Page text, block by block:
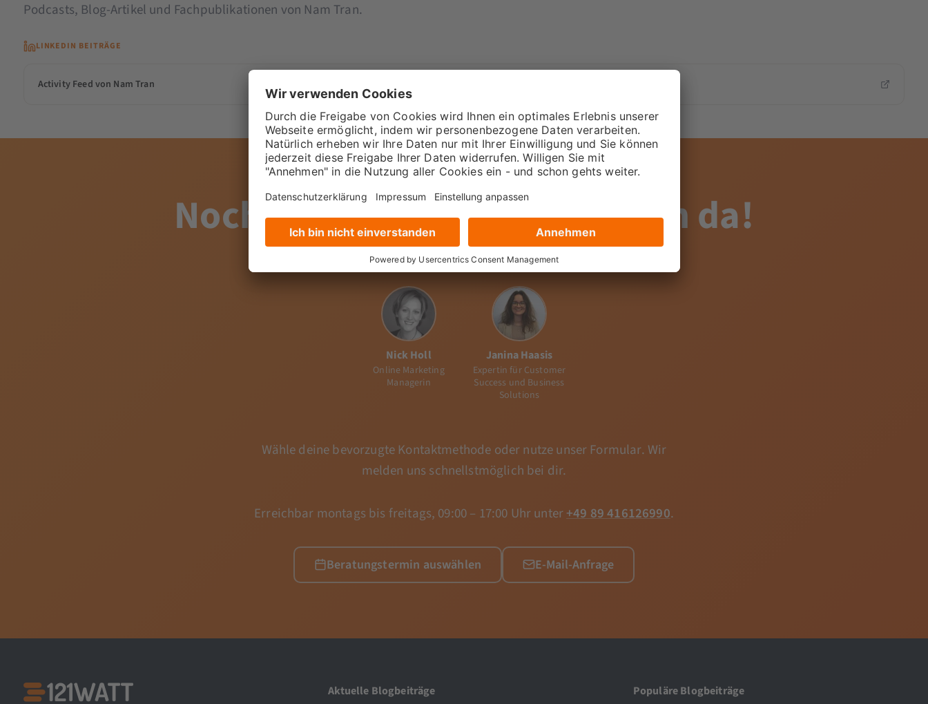
Podcasts, Blog-Artikel und Fachpublikationen von Nam Tran.
LINKEDIN BEITRÄGE
Activity Feed von Nam Tran
NochFragen?Wir sind für dich da!
Deine Ansprechpartnerinnen
Nick Holl
Online Marketing
Managerin
Janina Haasis
Expertin für Customer
Success und Business
Solutions
Wähle deine bevorzugte Kontaktmethode oder nutze unser Formular. Wir
melden uns schnellstmöglich bei dir.
Erreichbar montags bis freitags, 09:00 – 17:00 Uhr unter+49 89 416126990.
Beratungstermin auswählen E-Mail-Anfrage
Aktuelle Blogbeiträge
Populäre Blogbeiträge